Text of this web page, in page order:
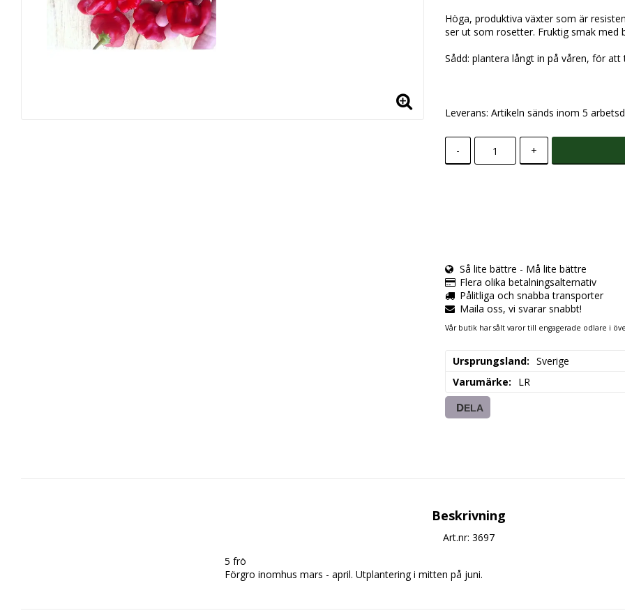
Höga, produktiva växter som är
ser ut som rosetter. Fruktig smak med
Sådd: plantera långt in på våren, för
Leverans: Artikeln sänds inom 5
- +
Så lite bättre - Må lite bättre
Flera olika betalningsalternativ
Pålitliga och snabba transporter
Maila oss, vi svarar snabbt!
Vår butik har sålt varor till engagerade odlare i
Ursprungsland
Sverige
Varumärke
LR
DELA
Beskrivning
Art.nr: 3697
5 frö
Förgro inomhus mars - april. Utplantering i mitten på juni.